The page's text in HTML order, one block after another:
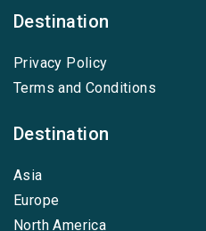
Destination
Privacy Policy
Terms and Conditions
Destination
Asia
Europe
North America